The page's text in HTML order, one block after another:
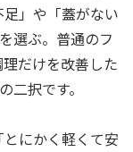
」や「蓋がない
選ぶ。普通のフ
だけを改善した
択です。
にかく軽くて安